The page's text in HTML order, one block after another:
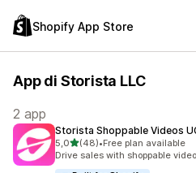
Shopify App Store
App di Storista LLC
2 app
Storista Shoppable Videos
5,0stelle su 5
(48)
48 recensioni totali
•Free plan available
Drive sales with shoppable